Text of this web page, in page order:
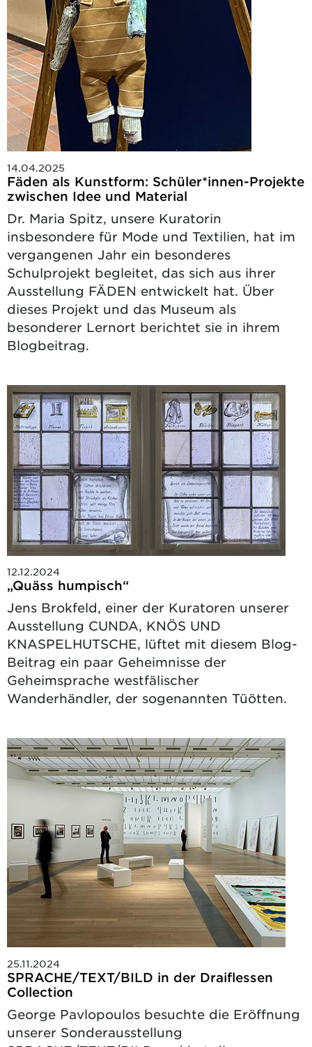
14.04.2025
Fäden als Kunstform: Schüler*innen-Projekte
zwischen Idee und Material
Dr. Maria Spitz, unsere Kuratorin
insbesondere für Mode und Textilien, hat im
vergangenen Jahr ein besonderes
Schulprojekt begleitet, das sich aus ihrer
Ausstellung FÄDEN entwickelt hat. Über
dieses Projekt und das Museum als
besonderer Lernort berichtet sie in ihrem
Blogbeitrag.
12.12.2024
„Quäss humpisch“
Jens Brokfeld, einer der Kuratoren unserer
Ausstellung CUNDA, KNÖS UND
KNASPELHUTSCHE, lüftet mit diesem Blog-
Beitrag ein paar Geheimnisse der
Geheimsprache westfälischer
Wanderhändler, der sogenannten Tüötten.
25.11.2024
SPRACHE/TEXT/BILD in der Draiflessen
Collection
George Pavlopoulos besuchte die Eröffnung
unserer Sonderausstellung